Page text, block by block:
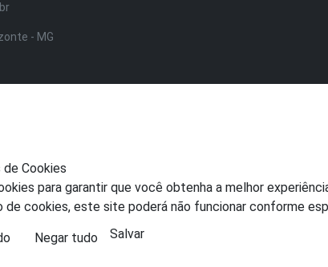
- MG
Cookies
para garantir que você obtenha a melhor
de cookies, este site poderá não funcionar conforme
Negar tudo Salvar